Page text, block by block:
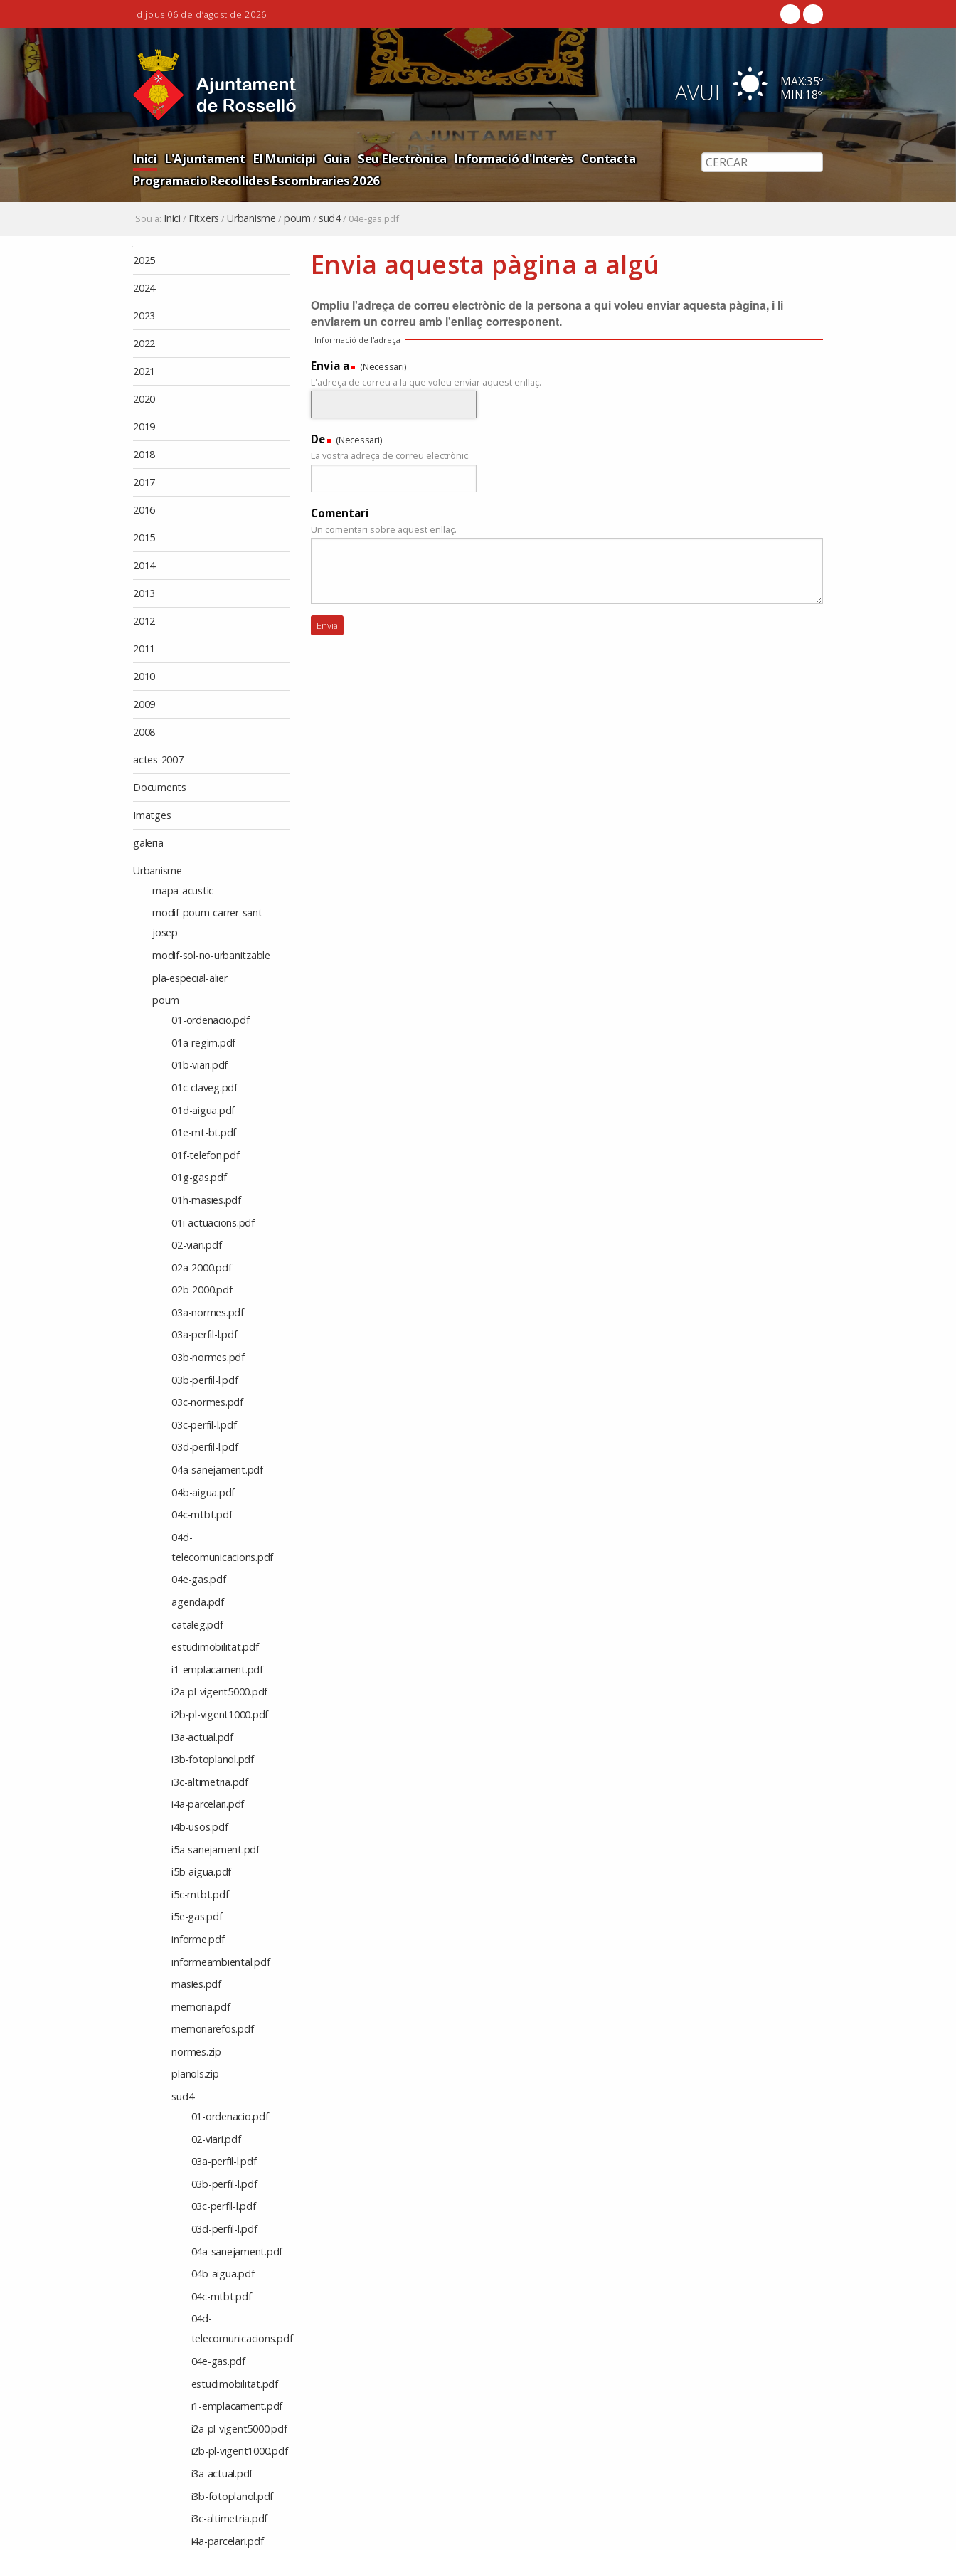
dijous 06 de d’agost de 2026
al
contingut.
Salta
a
la
navegació
personals
AVUI MAX:35º
MIN:18º
Inici L'Ajuntament El Municipi Guia Seu Electrònica Informació d'Interès Contacta
Programacio Recollides Escombraries 2026
Sou a: Inici / Fitxers /Urbanisme /poum / sud4/ 04e-gas.pdf
2025
2024
2023
2022
2021
2020
2019
2018
2017
2016
2015
2014
2013
2012
2011
2010
2009
2008
actes-2007
Documents
Imatges
galeria
Urbanisme
mapa-acustic
modif-poum-carrer-sant-
josep
modif-sol-no-urbanitzable
pla-especial-alier
poum
01-ordenacio.pdf
01a-regim.pdf
01b-viari.pdf
01c-claveg.pdf
01d-aigua.pdf
01e-mt-bt.pdf
01f-telefon.pdf
01g-gas.pdf
01h-masies.pdf
01i-actuacions.pdf
02-viari.pdf
02a-2000.pdf
02b-2000.pdf
03a-normes.pdf
03a-perfil-l.pdf
03b-normes.pdf
03b-perfil-l.pdf
03c-normes.pdf
03c-perfil-l.pdf
03d-perfil-l.pdf
04a-sanejament.pdf
04b-aigua.pdf
04c-mtbt.pdf
04d-
telecomunicacions.pdf
04e-gas.pdf
agenda.pdf
cataleg.pdf
estudimobilitat.pdf
i1-emplacament.pdf
i2a-pl-vigent5000.pdf
i2b-pl-vigent1000.pdf
i3a-actual.pdf
i3b-fotoplanol.pdf
i3c-altimetria.pdf
i4a-parcelari.pdf
i4b-usos.pdf
i5a-sanejament.pdf
i5b-aigua.pdf
i5c-mtbt.pdf
i5e-gas.pdf
informe.pdf
informeambiental.pdf
masies.pdf
memoria.pdf
memoriarefos.pdf
normes.zip
planols.zip
sud4
01-ordenacio.pdf
02-viari.pdf
03a-perfil-l.pdf
03b-perfil-l.pdf
03c-perfil-l.pdf
03d-perfil-l.pdf
04a-sanejament.pdf
04b-aigua.pdf
04c-mtbt.pdf
04d-
telecomunicacions.pdf
04e-gas.pdf
estudimobilitat.pdf
i1-emplacament.pdf
i2a-pl-vigent5000.pdf
i2b-pl-vigent1000.pdf
i3a-actual.pdf
i3b-fotoplanol.pdf
i3c-altimetria.pdf
i4a-parcelari.pdf
Envia aquesta pàgina a algú
Ompliu l'adreça de correu electrònic de la persona a qui voleu enviar aquesta pàgina, i li
enviarem un correu amb l'enllaç corresponent.
Informació de l'adreça
Envia a
(Necessari)
L'adreça de correu a la que voleu enviar aquest enllaç.
De
(Necessari)
La vostra adreça de correu electrònic.
Comentari
Un comentari sobre aquest enllaç.